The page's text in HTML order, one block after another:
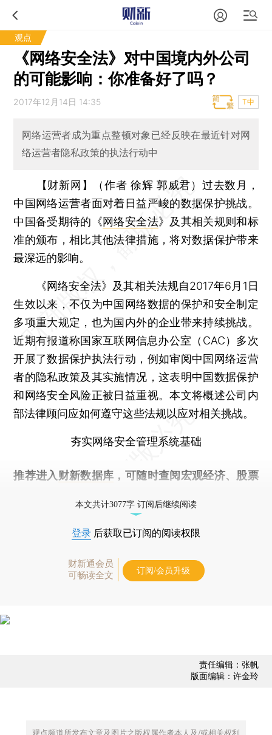
观点
《网络安全法》对中国境内外公司
的可能影响：你准备好了吗？
2017年12月14日 14:35 T中
网络运营者成为重点整顿对象已经反映在最近针对网
络运营者隐私政策的执法行动中
【财新网】（作者 徐辉 郭威君） 过去数月，
中国网络运营者面对着日益严峻的数据保护挑战。
中国备受期待的《网络安全法》及其相关规则和标
准的颁布，相比其他法律措施，将对数据保护带来
最深远的影响。
《网络安全法》及其相关法规自2017年6月1日
生效以来，不仅为中国网络数据的保护和安全制定
多项重大规定，也为国内外的企业带来持续挑战。
近期有报道称国家互联网信息办公室（CAC）多次
开展了数据保护执法行动，例如审阅中国网络运营
者的隐私政策及其实施情况，这表明中国数据保护
和网络安全风险正被日益重视。本文将概述公司内
部法律顾问应如何遵守这些法规以应对相关挑战。
夯实网络安全管理系统基础
推荐进入 财新数据库 ，可随时查阅宏观经济、股票
本文共计3077字 订阅后继续阅读
登录 后获取已订阅的阅读权限
财新通会员
可畅读全文
订阅/会员升级
责任编辑：张帆
版面编辑：许金玲
观点频道所发布文章及图片之版权属作者本人及/或相关权利